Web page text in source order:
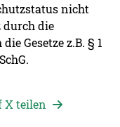
nicht
durch die
Gesetze z.B. § 1
X teilen